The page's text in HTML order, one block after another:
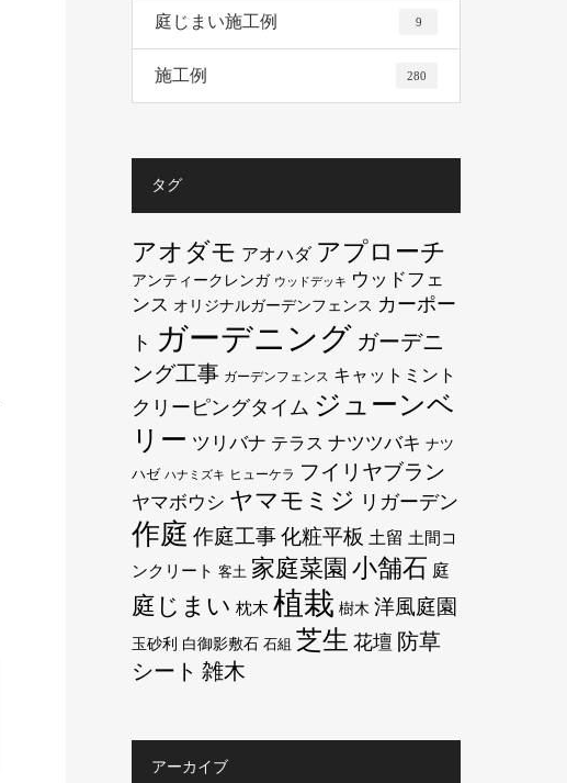
庭じまい施工例 9
施工例 280
タグ
アオダモ アオハダ アプローチ
アンティークレンガ ウッドデッキ ウッドフェ
ンス オリジナルガーデンフェンス カーポー
ト ガーデニング ガーデニ
ング工事 ガーデンフェンス キャットミント
クリーピングタイム ジューンベ
リー ツリバナ テラス ナツツバキ ナツ
ハゼ ハナミズキ ヒューケラ フイリヤブラン
ヤマボウシ ヤマモミジ リガーデン
作庭 作庭工事化粧平板 土留 土間コ
ンクリート 客土 家庭菜園 小舗石 庭
庭じまい 枕木 植栽 樹木 洋風庭園
玉砂利 白御影敷石 石組 芝生 花壇 防草
シート 雑木
アーカイブ